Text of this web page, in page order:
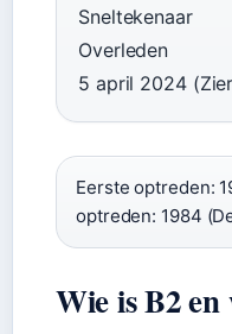
Sneltekenaar
Overleden
5 april 2024
Eerste optreden:
optreden: 1984
Wie is B2 en